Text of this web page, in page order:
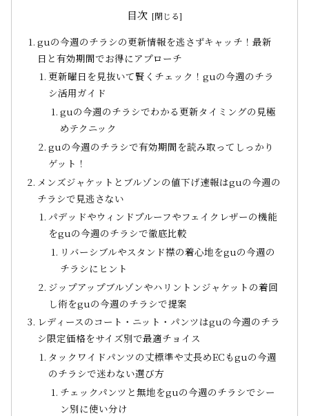
目次
guの今週のチラシの更新情報を逃さずキャッチ！最新
日と有効期間でお得にアプローチ
更新曜日を見抜いて賢くチェック！guの今週のチラ
シ活用ガイド
guの今週のチラシでわかる更新タイミングの見極
めテクニック
guの今週のチラシで有効期間を読み取ってしっかり
ゲット！
メンズジャケットとブルゾンの値下げ速報はguの今週の
チラシで見逃さない
パデッドやウィンドプルーフやフェイクレザーの機能
をguの今週のチラシで徹底比較
リバーシブルやスタンド襟の着心地をguの今週の
チラシにヒント
ジップアップブルゾンやハリントンジャケットの着回
し術をguの今週のチラシで提案
レディースのコート・ニット・パンツはguの今週のチラ
シ限定価格をサイズ別で最適チョイス
タックワイドパンツの丈標準や丈長めECもguの今週
のチラシで迷わない選び方
チェックパンツと無地をguの今週のチラシでシー
ン別に使い分け